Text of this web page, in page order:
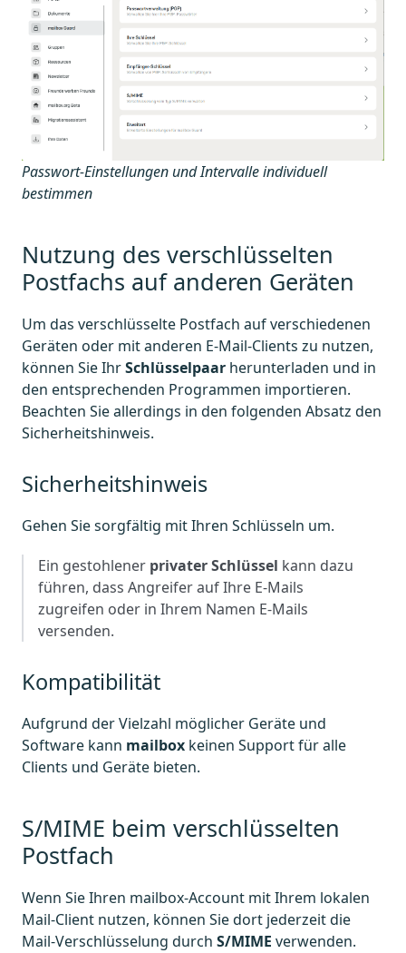
Passwort-Einstellungen und Intervalle individuell
bestimmen
Nutzung des verschlüsselten
Postfachs auf anderen Geräten
Um das verschlüsselte Postfach auf verschiedenen
Geräten oder mit anderen E-Mail-Clients zu nutzen,
können Sie IhrSchlüsselpaar herunterladen und in
den entsprechenden Programmen importieren.
Beachten Sie allerdings in den folgenden Absatz den
Sicherheitshinweis.
Sicherheitshinweis
Gehen Sie sorgfältig mit Ihren Schlüsseln um.
Ein gestohlener privater Schlüssel kann dazu
führen, dass Angreifer auf Ihre E-Mails
zugreifen oder in Ihrem Namen E-Mails
versenden.
Kompatibilität
Aufgrund der Vielzahl möglicher Geräte und
Software kann mailbox keinen Support für alle
Clients und Geräte bieten.
S/MIME beim verschlüsselten
Postfach
Wenn Sie Ihren mailbox-Account mit Ihrem lokalen
Mail-Client nutzen, können Sie dort jederzeit die
Mail-Verschlüsselung durch S/MIME verwenden.